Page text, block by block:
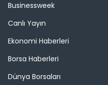
Businessweek
Canlı Yayın
Ekonomi Haberleri
Borsa Haberleri
Dünya Borsaları